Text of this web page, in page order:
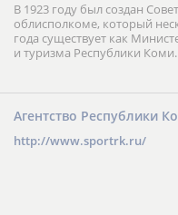
В 1923 году был создан
облисполкоме, который
года существует как
и туризма Республики Коми.
Агентство Республики
http://www.sportrk.ru/